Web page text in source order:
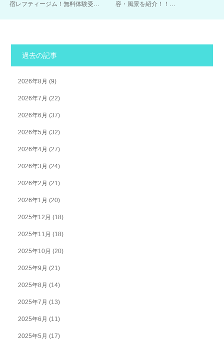
宿レフティージム！無料体験受…
容・風景を紹介！！…
過去の記事
2026年8月 (9)
2026年7月 (22)
2026年6月 (37)
2026年5月 (32)
2026年4月 (27)
2026年3月 (24)
2026年2月 (21)
2026年1月 (20)
2025年12月 (18)
2025年11月 (18)
2025年10月 (20)
2025年9月 (21)
2025年8月 (14)
2025年7月 (13)
2025年6月 (11)
2025年5月 (17)